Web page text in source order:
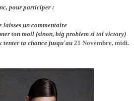
pour participer :
laisses un commentaire
ton mail (sinon, big problem si toi victory)
tenter ta chance jusqu'au 21 Novembre, midi.